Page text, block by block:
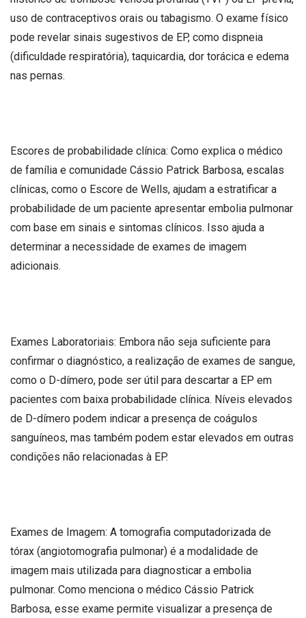
uso de contraceptivos orais ou tabagismo. O exame físico
pode revelar sinais sugestivos de EP, como dispneia
(dificuldade respiratória), taquicardia, dor torácica e edema
nas pernas.
Escores de probabilidade clínica: Como explica o médico
de família e comunidade Cássio Patrick Barbosa, escalas
clínicas, como o Escore de Wells, ajudam a estratificar a
probabilidade de um paciente apresentar embolia pulmonar
com base em sinais e sintomas clínicos. Isso ajuda a
determinar a necessidade de exames de imagem
adicionais.
Exames Laboratoriais: Embora não seja suficiente para
confirmar o diagnóstico, a realização de exames de sangue,
como o D-dímero, pode ser útil para descartar a EP em
pacientes com baixa probabilidade clínica. Níveis elevados
de D-dímero podem indicar a presença de coágulos
sanguíneos, mas também podem estar elevados em outras
condições não relacionadas à EP.
Exames de Imagem: A tomografia computadorizada de
tórax (angiotomografia pulmonar) é a modalidade de
imagem mais utilizada para diagnosticar a embolia
pulmonar. Como menciona o médico Cássio Patrick
Barbosa, esse exame permite visualizar a presença de